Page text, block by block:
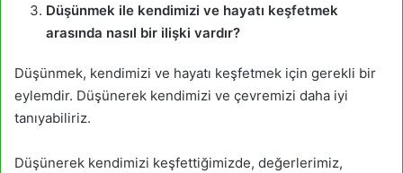
Düşünmek ile kendimizi ve hayatı keşfetmek
arasında nasıl bir ilişki vardır?
Düşünmek, kendimizi ve hayatı keşfetmek için gerekli bir
eylemdir. Düşünerek kendimizi ve çevremizi daha iyi
tanıyabiliriz.
Düşünerek kendimizi keşfettiğimizde, değerlerimiz,